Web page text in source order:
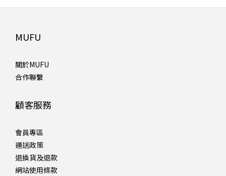
MUFU
關於MUFU
合作聯繫
顧客服務
會員專區
運送政策
退換貨及退款
網站使用條款